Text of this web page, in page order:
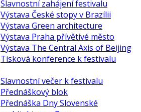
Slavnostní zahájení festivalu
Výstava České stopy v Brazílii
Výstava Green architecture
Výstava Praha přívětivé město
Výstava The Central Axis of Beijing
Tisková konference k festivalu
Slavnostní večer k festivalu
Přednáškový blok
Přednáška Dny Slovenské